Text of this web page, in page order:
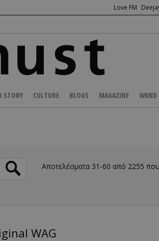
Love FM
STORY CULTURE BLOGS MAGAZINE WKND
Αποτελέσματα 31-60 από 2255
WAG